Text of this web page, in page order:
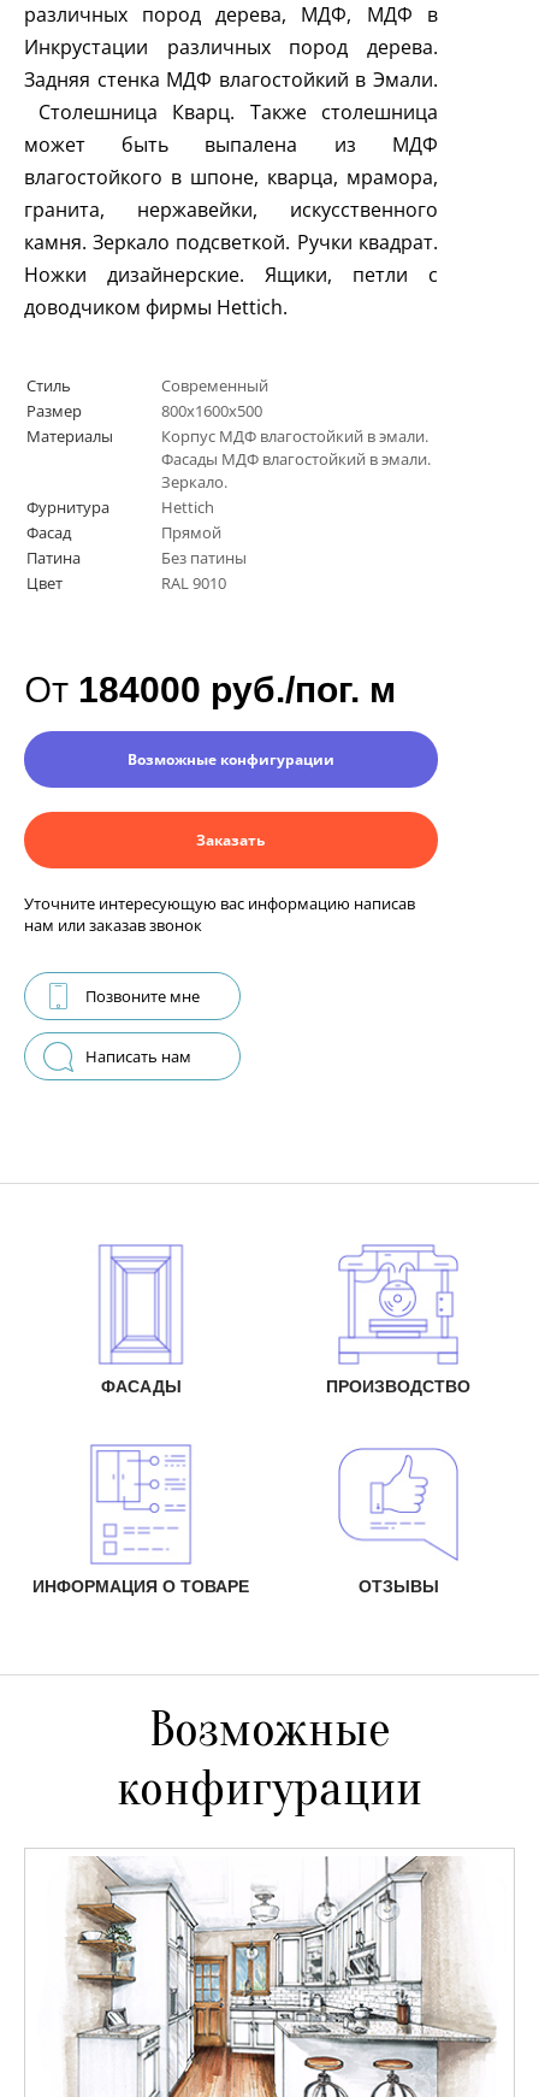
различных пород дерева, МДФ, МДФ в
Инкрустации различных пород дерева.
Задняя стенка МДФ влагостойкий в Эмали.
Столешница Кварц. Также столешница
может быть выпалена из МДФ
влагостойкого в шпоне, кварца, мрамора,
гранита, нержавейки, искусственного
камня. Зеркало подсветкой. Ручки квадрат.
Ножки дизайнерские. Ящики, петли с
доводчиком фирмы Hettich.
Стиль
Современный
Размер
800х1600х500
Материалы
Корпус МДФ влагостойкий в эмали.
Фасады МДФ влагостойкий в эмали.
Зеркало.
Фурнитура
Hettich
Фасад
Прямой
Патина
Без патины
Цвет
RAL 9010
От 184000 руб./пог. м
Возможные конфигурации
Заказать
Уточните интересующую вас информацию написав
нам или заказав звонок
Позвоните мне
Написать нам
ФАСАДЫ ПРОИЗВОДСТВО
ИНФОРМАЦИЯ О ТОВАРЕ ОТЗЫВЫ
Возможные
конфигурации